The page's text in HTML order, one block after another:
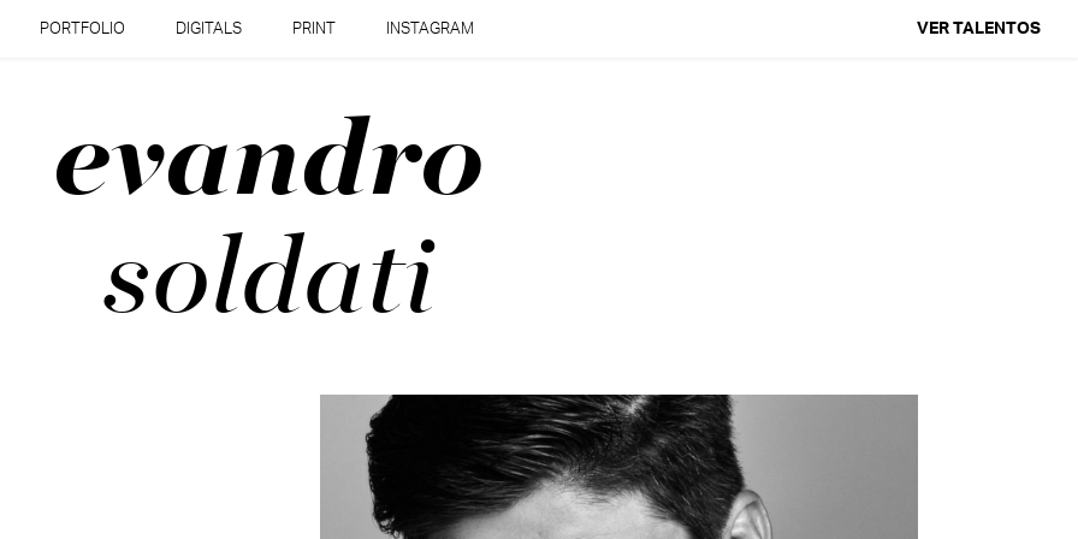
PORTFOLIO DIGITALS PRINT INSTAGRAM VER TALENTOS
evandro
soldati